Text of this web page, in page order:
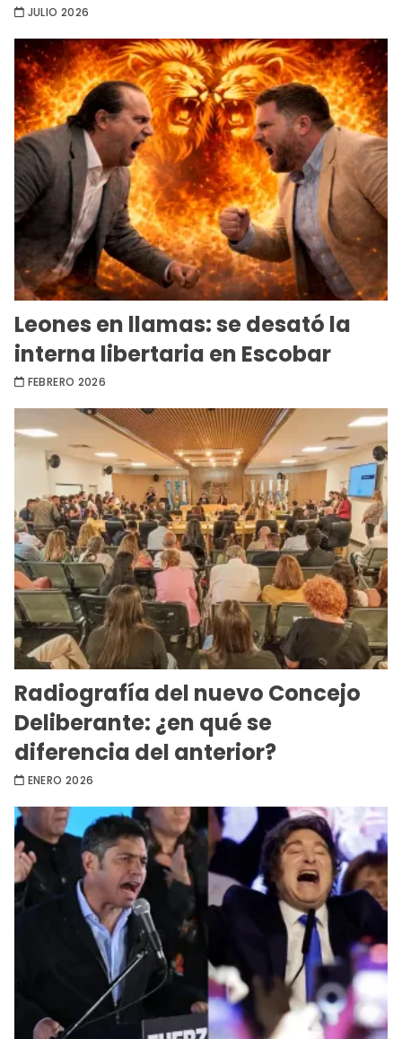
JULIO 2026
Leones en llamas: se desató la
interna libertaria en Escobar
FEBRERO 2026
Radiografía del nuevo Concejo
Deliberante: ¿en qué se
diferencia del anterior?
ENERO 2026